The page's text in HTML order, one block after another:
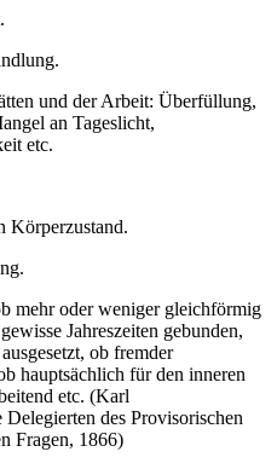
und der Arbeit: Überfüllung,
an Tageslicht,
etc.
Körperzustand.
mehr oder weniger gleichförmig
Jahreszeiten gebunden,
ob fremder
hauptsächlich für den inneren
etc. (Karl
des Provisorischen
Fragen, 1866)